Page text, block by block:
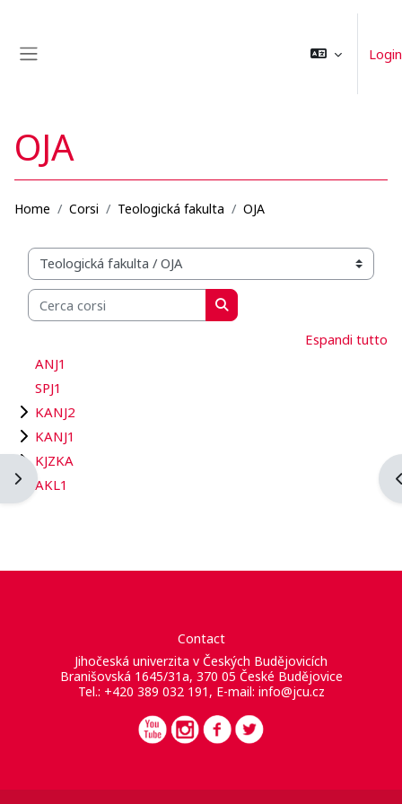
Login
Apri il cassetto del blocco
OJA
Home Corsi Teologická fakulta OJA
Categorie di corso
Cerca corsi
Cerca corsi
Espandi tutto
ANJ1
SPJ1
KANJ2
KANJ1
KJZKA
AKL1
Contact
Jihočeská univerzita v Českých Budějovicích
Branišovská 1645/31a, 370 05 České Budějovice
Tel.: +420 389 032 191, E-mail: info@jcu.cz